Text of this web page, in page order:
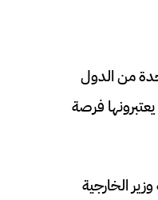
من الدول
فرصة
الخارجية